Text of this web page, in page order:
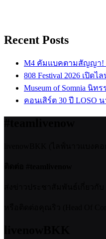
Recent Posts
M4 คัมแบคตามสัญญา!
808 Festival 2026 เปิด
Museum of Somnia นิ
คอนเสิร์ต 30 ปี LOSO